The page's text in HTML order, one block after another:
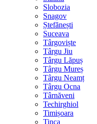
Slobozia
Snagov
Ștefănești
Suceava
Târgoviște
Târgu Jiu
Târgu Lăpuș
Târgu Mureș
Târgu Neamț
Târgu Ocna
Târnăveni
Techirghiol
Timișoara
Tinca